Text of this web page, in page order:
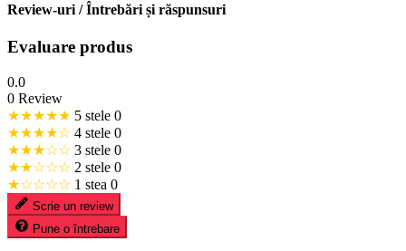
Review-uri / Întrebări și răspunsuri
Evaluare produs
0.0
0 Review
★★★★★ 5 stele 0
★★★★☆ 4 stele 0
★★★☆☆ 3 stele 0
★★☆☆☆ 2 stele 0
★☆☆☆☆ 1 stea 0
Scrie un review
Pune o întrebare